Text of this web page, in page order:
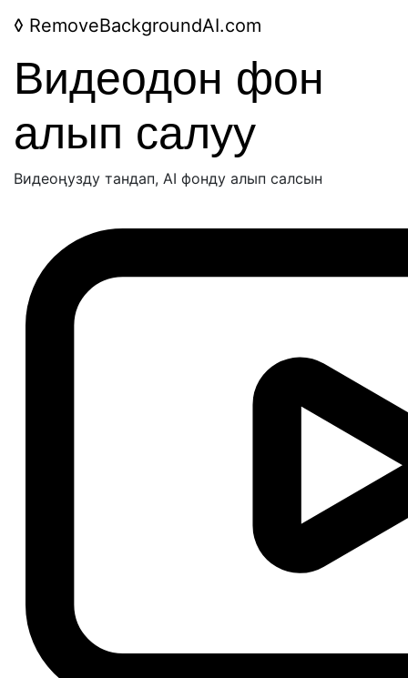
◊ RemoveBackgroundAI.com
Видеодон фон
алып салуу
Видеоңузду тандап, AI фонду алып салсын